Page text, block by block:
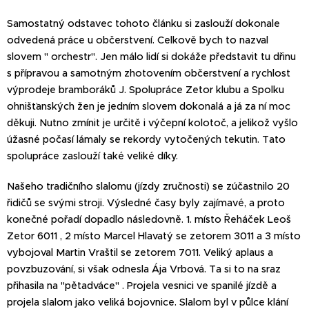
Samostatný odstavec tohoto článku si zaslouží dokonale
odvedená práce u občerstvení. Celkově bych to nazval
slovem " orchestr". Jen málo lidí si dokáže představit tu dřinu
s přípravou a samotným zhotovením občerstvení a rychlost
výprodeje bramboráků J. Spolupráce Zetor klubu a Spolku
ohnišťanských žen je jedním slovem dokonalá a já za ní moc
děkuji. Nutno zmínit je určitě i výčepní kolotoč, a jelikož vyšlo
úžasné počasí lámaly se rekordy vytočených tekutin. Tato
spolupráce zaslouží také veliké díky.
Našeho tradičního slalomu (jízdy zručnosti) se zúčastnilo 20
řidičů se svými stroji. Výsledné časy byly zajímavé, a proto
konečné pořadí dopadlo následovně. 1. místo Řeháček Leoš
Zetor 6011 , 2 místo Marcel Hlavatý se zetorem 3011 a 3 místo
vybojoval Martin Vraštil se zetorem 7011. Veliký aplaus a
povzbuzování, si však odnesla Ája Vrbová. Ta si to na sraz
přihasila na "pětadváce" . Projela vesnici ve spanilé jízdě a
projela slalom jako veliká bojovnice. Slalom byl v půlce klání